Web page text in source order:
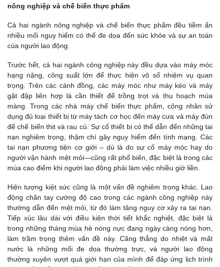
nông nghiệp và chế biến thực phẩm
Cả hai ngành nông nghiệp và chế biến thực phẩm đều tiềm ẩn
nhiều mối nguy hiểm có thể đe dọa đến sức khỏe và sự an toàn
của người lao động.
Trước hết, cả hai ngành công nghiệp này đều dựa vào máy móc
hạng nặng, công suất lớn để thực hiện vô số nhiệm vụ quan
trọng. Trên các cánh đồng, các máy móc như máy kéo và máy
gặt đập liên hợp là cần thiết để trồng trọt và thu hoạch mùa
màng. Trong các nhà máy chế biến thực phẩm, công nhân sử
dụng đủ loại thiết bị từ máy tách cơ học đến máy cưa và máy đùn
để chế biến thịt và rau củ. Sự cố thiết bị có thể dẫn đến những tai
nạn nghiêm trọng, thậm chí gây nguy hiểm đến tính mạng. Các
tai nạn phương tiện cơ giới – dù là do sự cố máy móc hay do
người vận hành mệt mỏi—cũng rất phổ biến, đặc biệt là trong các
mùa cao điểm khi người lao động phải làm việc nhiều giờ liền.
Hiện tượng kiệt sức cũng là một vấn đề nghiêm trọng khác. Lao
động chân tay cường độ cao trong các ngành công nghiệp này
thường dẫn đến mệt mỏi, từ đó làm tăng nguy cơ xảy ra tai nạn.
Tiếp xúc lâu dài với điều kiện thời tiết khắc nghiệt, đặc biệt là
trong những tháng mùa hè nóng nực đang ngày càng nóng hơn,
làm trầm trọng thêm vấn đề này. Căng thẳng do nhiệt và mất
nước là những mối đe dọa thường trực, và người lao động
thường xuyên vượt quá giới hạn của mình để đáp ứng lịch trình